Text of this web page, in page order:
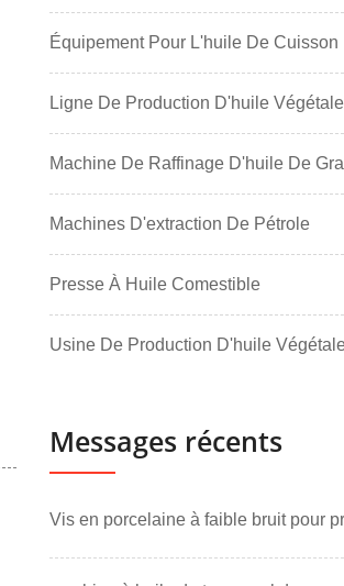
Équipement Pour L'huile De Cuisson
Ligne De Production D'huile Végétale
Machine De Raffinage D'huile De
Machines D'extraction De Pétrole
Presse À Huile Comestible
Usine De Production D'huile
Messages récents
Vis en porcelaine à faible bruit pour